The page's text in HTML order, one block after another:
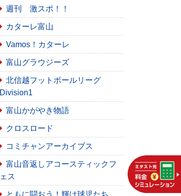
週刊 激スポ！！
カターレ富山
Vamos！カターレ
富山グラウジーズ
北信越フットボールリーグ
Division1
富山かがやき物語
クロスロード
コミチャンアーカイブス
富山音返しアコースティックフ
ェス
ともに闘おう！輝け球児たち